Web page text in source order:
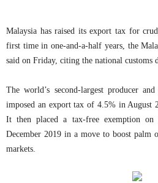
Malaysia has raised its export tax for
first time in one-and-a-half years, the
said on Friday, citing the national customs
The world’s second-largest producer
imposed an export tax of 4.5% in August
It then placed a tax-free exemption
December 2019 in a move to boost palm
markets.